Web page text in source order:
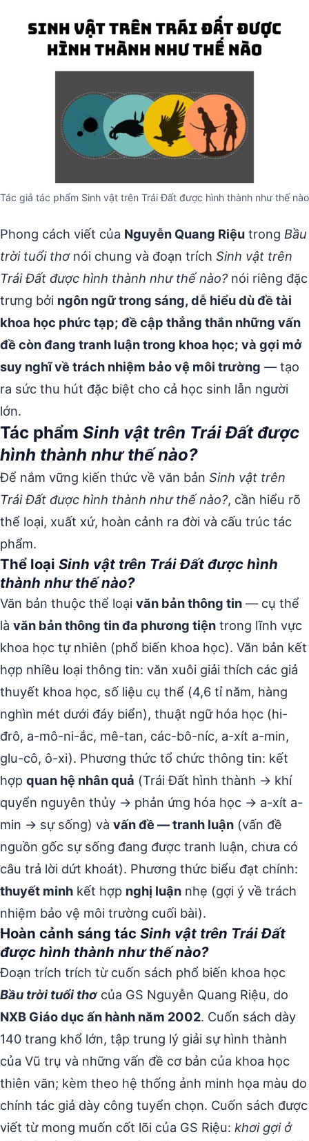
Tác giả tác phẩm Sinh vật trên Trái Đất được hình thành như thế nào
Phong cách viết của Nguyễn Quang Riệu trong Bầu
trời tuổi thơnói chung và đoạn trích Sinh vật trên
Trái Đất được hình thành như thế nào?nói riêng đặc
trưng bởi ngôn ngữ trong sáng, dễ hiểu dù đề tài
khoa học phức tạp; đề cập thẳng thắn những vấn
đề còn đang tranh luận trong khoa học; và gợi mở
suy nghĩ về trách nhiệm bảo vệ môi trường — tạo
ra sức thu hút đặc biệt cho cả học sinh lẫn người
lớn.
Tác phẩm Sinh vật trên Trái Đất được
hình thành như thế nào?
Để nắm vững kiến thức về văn bản Sinh vật trên
Trái Đất được hình thành như thế nào?, cần hiểu rõ
thể loại, xuất xứ, hoàn cảnh ra đời và cấu trúc tác
phẩm.
Thể loại Sinh vật trên Trái Đất được hình
thành như thế nào?
Văn bản thuộc thể loại văn bản thông tin — cụ thể
là văn bản thông tin đa phương tiện trong lĩnh vực
khoa học tự nhiên (phổ biến khoa học). Văn bản kết
hợp nhiều loại thông tin: văn xuôi giải thích các giả
thuyết khoa học, số liệu cụ thể (4,6 tỉ năm, hàng
nghìn mét dưới đáy biển), thuật ngữ hóa học (hi-
đrô, a-mô-ni-ắc, mê-tan, các-bô-níc, a-xít a-min,
glu-cô, ô-xi). Phương thức tổ chức thông tin: kết
hợp quan hệ nhân quả (Trái Đất hình thành → khí
quyển nguyên thủy → phản ứng hóa học → a-xít a-
min → sự sống) và vấn đề — tranh luận (vấn đề
nguồn gốc sự sống đang được tranh luận, chưa có
câu trả lời dứt khoát). Phương thức biểu đạt chính:
thuyết minh kết hợp nghị luận nhẹ (gợi ý về trách
nhiệm bảo vệ môi trường cuối bài).
Hoàn cảnh sáng tác Sinh vật trên Trái Đất
được hình thành như thế nào?
Đoạn trích trích từ cuốn sách phổ biến khoa học
Bầu trời tuổi thơcủa GS Nguyễn Quang Riệu, do
NXB Giáo dục ấn hành năm 2002. Cuốn sách dày
140 trang khổ lớn, tập trung lý giải sự hình thành
của Vũ trụ và những vấn đề cơ bản của khoa học
thiên văn; kèm theo hệ thống ảnh minh họa màu do
chính tác giả dày công tuyển chọn. Cuốn sách được
viết từ mong muốn cốt lõi của GS Riệu: khơi gợi ở